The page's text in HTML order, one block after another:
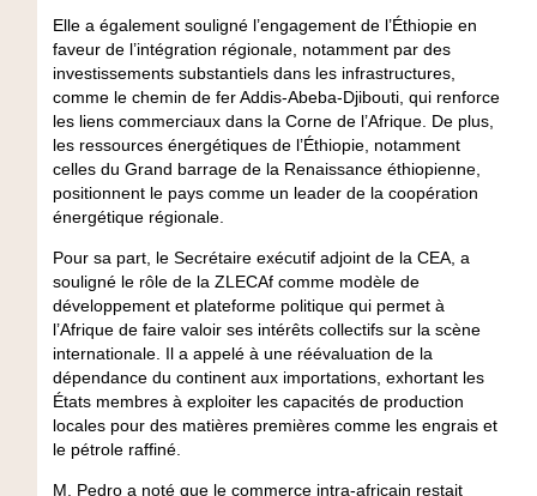
Elle a également souligné l’engagement de l’Éthiopie en
faveur de l’intégration régionale, notamment par des
investissements substantiels dans les infrastructures,
comme le chemin de fer Addis-Abeba-Djibouti, qui renforce
les liens commerciaux dans la Corne de l’Afrique. De plus,
les ressources énergétiques de l’Éthiopie, notamment
celles du Grand barrage de la Renaissance éthiopienne,
positionnent le pays comme un leader de la coopération
énergétique régionale.
Pour sa part, le Secrétaire exécutif adjoint de la CEA, a
souligné le rôle de la ZLECAf comme modèle de
développement et plateforme politique qui permet à
l’Afrique de faire valoir ses intérêts collectifs sur la scène
internationale. Il a appelé à une réévaluation de la
dépendance du continent aux importations, exhortant les
États membres à exploiter les capacités de production
locales pour des matières premières comme les engrais et
le pétrole raffiné.
M. Pedro a noté que le commerce intra-africain restait